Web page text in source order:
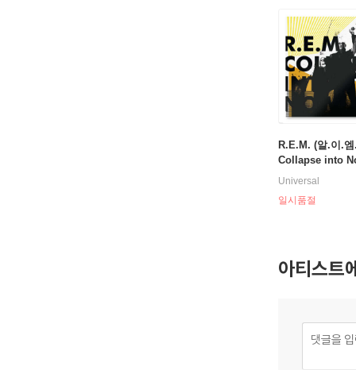
R.E.M. (알.이.
Collapse into
Universal
일시품절
아티스트